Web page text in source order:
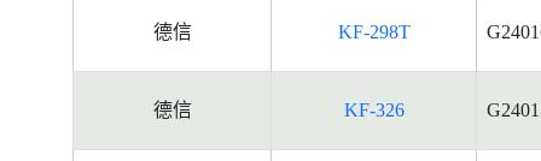
德信 KF-298T
德信 KF-326